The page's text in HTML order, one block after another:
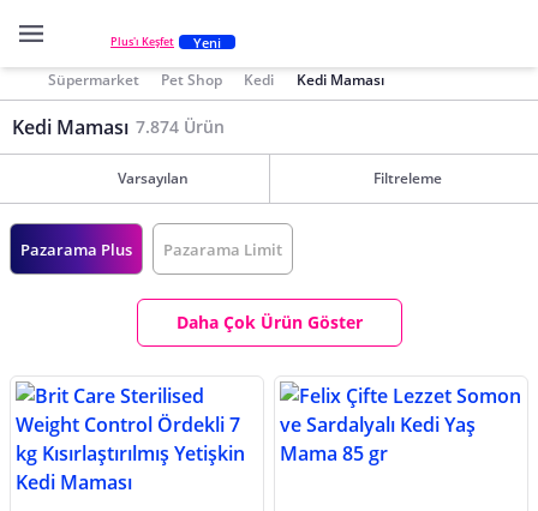
Plus'ı Keşfet Yeni
Süpermarket Pet Shop Kedi Kedi Maması
Kedi Maması 7.874 Ürün
Varsayılan Filtreleme
Pazarama Plus Pazarama Limit
Daha Çok Ürün Göster